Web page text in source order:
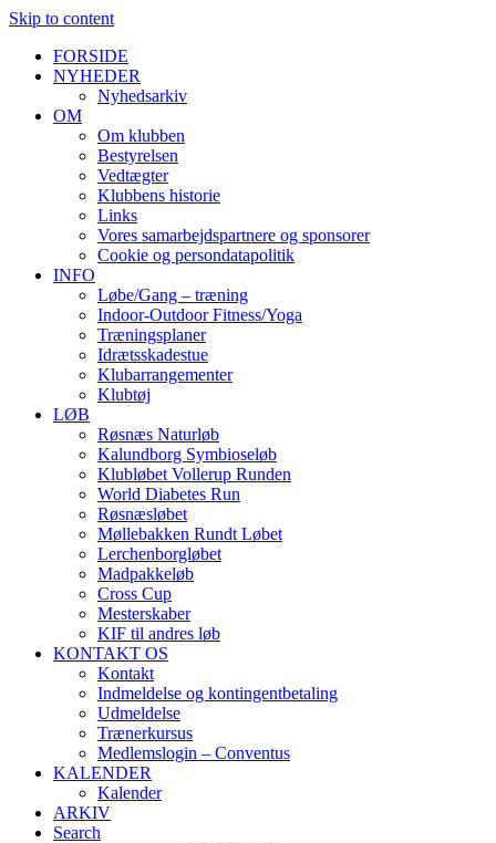
Skip to content
FORSIDE
NYHEDER
Nyhedsarkiv
OM
Om klubben
Bestyrelsen
Vedtægter
Klubbens historie
Links
Vores samarbejdspartnere og sponsorer
Cookie og persondatapolitik
INFO
Løbe/Gang – træning
Indoor-Outdoor Fitness/Yoga
Træningsplaner
Idrætsskadestue
Klubarrangementer
Klubtøj
LØB
Røsnæs Naturløb
Kalundborg Symbioseløb
Klubløbet Vollerup Runden
World Diabetes Run
Røsnæsløbet
Møllebakken Rundt Løbet
Lerchenborgløbet
Madpakkeløb
Cross Cup
Mesterskaber
KIF til andres løb
KONTAKT OS
Kontakt
Indmeldelse og kontingentbetaling
Udmeldelse
Trænerkursus
Medlemslogin – Conventus
KALENDER
Kalender
ARKIV
Search